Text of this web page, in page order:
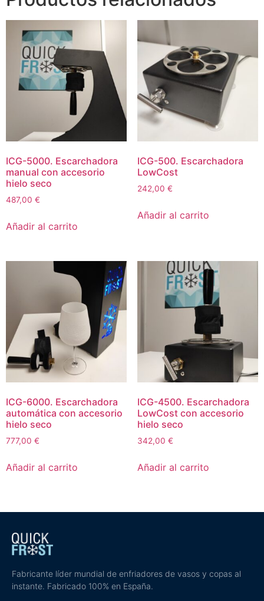
ICG-5000. Escarchadora
manual con accesorio
hielo seco
487,00 €
Añadir al carrito
ICG-500. Escarchadora
LowCost
242,00 €
Añadir al carrito
ICG-6000. Escarchadora
automática con accesorio
hielo seco
777,00 €
Añadir al carrito
ICG-4500. Escarchadora
LowCost con accesorio
hielo seco
342,00 €
Añadir al carrito
Fabricante líder mundial de enfriadores de vasos y copas al
instante. Fabricado 100% en España.